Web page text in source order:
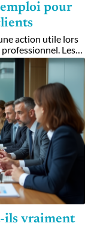
pour
action utile lors
Les
ils vraiment